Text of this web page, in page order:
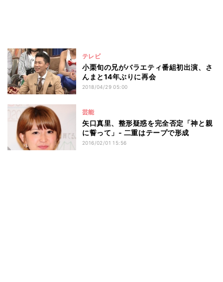
テレビ
小栗旬の兄がバラエティ番組初出演、さ
んまと14年ぶりに再会
2018/04/29 05:00
芸能
矢口真里、整形疑惑を完全否定「神と親
に誓って」- 二重はテープで形成
2016/02/01 15:56